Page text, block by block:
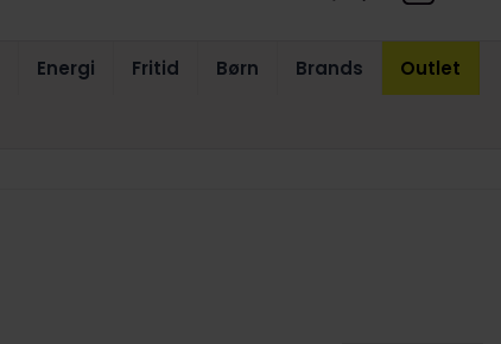
Energi Fritid Børn Brands Outlet